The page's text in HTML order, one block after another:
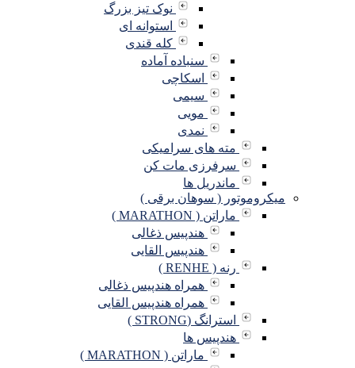
نوک تیز بزرگ
استوانه ای
کله قندی
سنباده آماده
اسکاچی
سیمی
مویی
نمدی
مته های سرامیکی
سرفرزی مات کن
ماندریل ها
میکروموتور ( سوهان برقی )
ماراتن ( MARATHON )
هندپیس ذغالی
هندپیس القایی
رنه ( RENHE )
همراه هندپیس ذغالی
همراه هندپیس القایی
استرانگ (STRONG )
هندپیس ها
ماراتن ( MARATHON )